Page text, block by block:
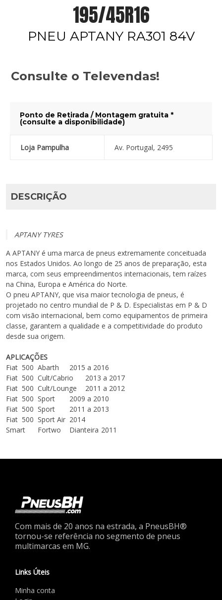
195/45R16
PNEU APTANY RA301 84V
Consulte o Televendas!
Ponto de Retirada / Montagem gratuita *
(consulte a disponibilidade)
Loja Pampulha Av. Portugal, 2495
DESCRIÇÃO
APTANY TYRES
A APTANY é uma marca de pneus extremamente conceituada
nos Estados Unidos. Ao longo de 25 anos de preparação, esta
marca, com seus empreendimentos internacionais, tem raízes
na China, Europa e América do Norte.
O pneu APTANY, que visa maior tecnologia de pneus, é
projetado no centro mundial de P & D. Especialistas em P & D
com visão internacional, bem como equipamentos de primeira
classe, garantem a qualidade e a competitividade do produto
desde sua origem.
APLICAÇÕES
Fiat 500 Abarth
2015 a 2016
Fiat 500 Cult/Cabrio
2013 a 2017
Fiat 500 Cult/Lounge
2011 a 2012
Fiat 500 Sport
2009 a 2010
Fiat 500 Sport
2011 a 2013
Fiat 500 Sport Air 2014
Smart
Fortwo Dianteira 2011
Com mais de 20 anos na estrada, a PneusBH®
tornou-se referência no segmento de pneus
multimarcas em MG.
Links Úteis
Minha conta